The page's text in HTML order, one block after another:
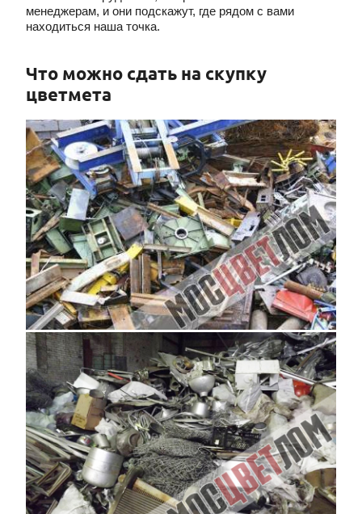
менеджерам, и они подскажут, где рядом с вами
находиться наша точка.
Что можно сдать на скупку
цветмета